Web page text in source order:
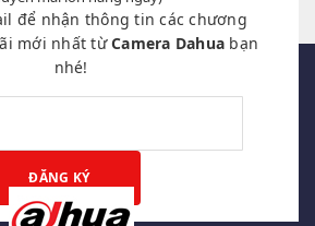
để nhận thông tin các chương
mới nhất từCamera Dahua bạn
nhé!